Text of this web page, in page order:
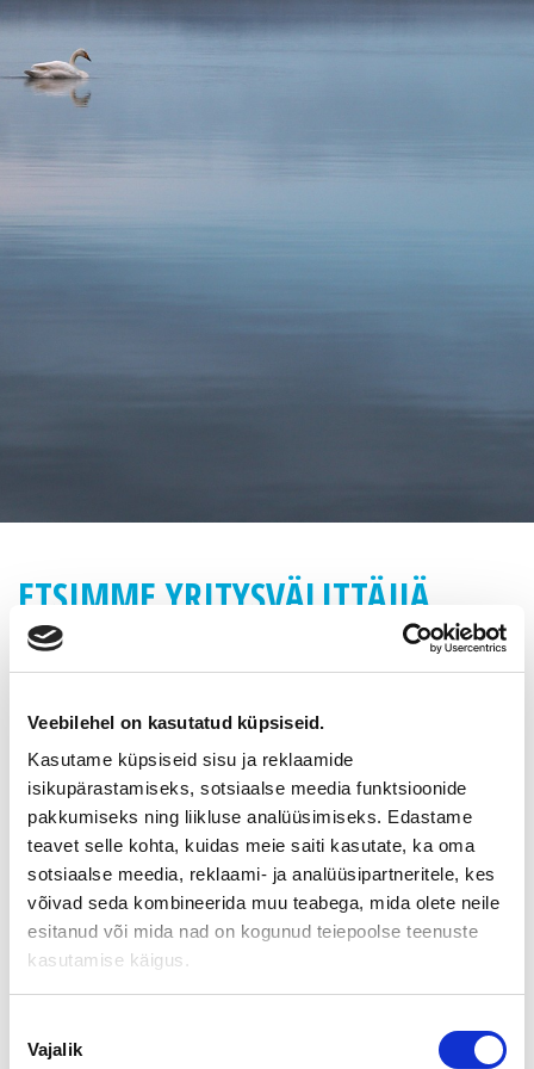
Veebilehel on kasutatud küpsiseid.
Kasutame küpsiseid sisu ja reklaamide
isikupärastamiseks, sotsiaalse meedia funktsioonide
pakkumiseks ning liikluse analüüsimiseks. Edastame
teavet selle kohta, kuidas meie saiti kasutate, ka oma
sotsiaalse meedia, reklaami- ja analüüsipartneritele, kes
võivad seda kombineerida muu teabega, mida olete neile
esitanud või mida nad on kogunud teiepoolse teenuste
kasutamise käigus.
valik
Vajalik
ETSIMME YRITYSVÄLITTÄJIÄ
TURKUUN
erikoistunut asiantuntijayritys. Välitettävänämme on tälläkin
hetkellä yli 100 yritystä ja 4 000 kiinnostunutta ostajaa.
Suomen Yrityskaupat on Suomen Yritysvälittäjäin Liitto ry:n
jäsen.
Etsimme Varsinais-Suomen aluekonttoriin
asiantuntijaa
yritysvälittäjäksi / yrityskaupan asiantuntijaksi
myyntikohteiden lisäksi alan parhaimmat työvälineet ja
täyden koulutuksen. Aiempaa kokemusta vastaavista